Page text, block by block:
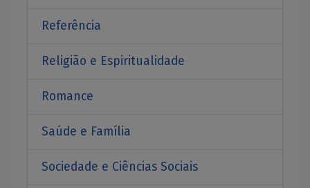
Referência
Religião e Espiritualidade
Romance
Saúde e Família
Sociedade e Ciências Sociais